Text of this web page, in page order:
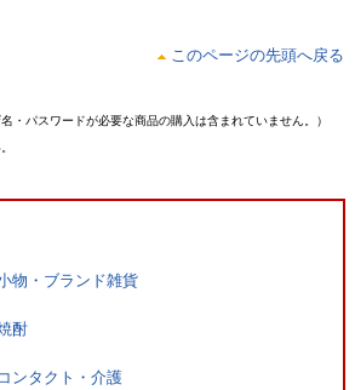
このページの先頭へ戻る
パスワードが必要な商品の購入は含まれていません。）
物・ブランド雑貨
酎
ンタクト・介護